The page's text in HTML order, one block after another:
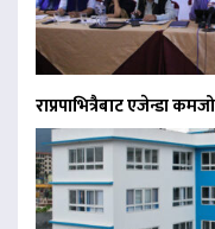
राप्रपाभित्रैबाट एजेन्डा